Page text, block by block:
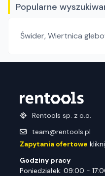
Popularne
Świder,Wiertnica
Rentools sp. z o.o.
team@rentools.pl
Zapytania ofertowe
Godziny pracy
Poniedziałek: 09:00 -